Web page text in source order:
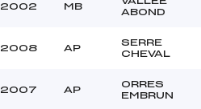
Température départ :
2002 MB
ABOND
2008 AP
SERRE
CHEVAL
2007 AP
ORRES
EMBRUN